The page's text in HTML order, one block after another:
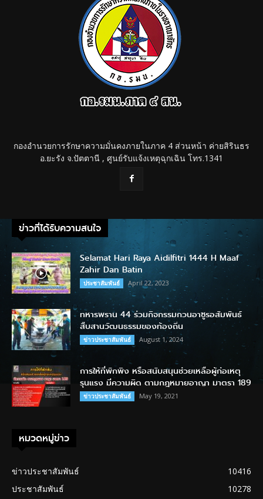
กองอำนวยการรักษาความมั่นคงภายในภาค 4 ส่วนหน้า ค่ายสิรินธร
อ.ยะรัง จ.ปัตตานี , ศูนย์รับแจ้งเหตุฉุกเฉิน โทร.1341
ข่าวที่ได้รับความสนใจ
Selamat Hari Raya Aidilfitri 1444 H Maaf
Zahir Dan Batin
ประชาสัมพันธ์ April 22, 2023
ทหารพราน 44 ร่วมกิจกรรมกวนอาซูรอสัมพันธ์
สืบสานวัฒนธรรมของท้องถิ่น
ข่าวประชาสัมพันธ์ August 1, 2024
การให้ที่พักพิง หรือสนับสนุนช่วยเหลือผู้ก่อเหตุ
รุนแรง มีความผิด ตามกฎหมายอาญา มาตรา 189
ข่าวประชาสัมพันธ์ May 19, 2021
หมวดหมู่ข่าว
ข่าวประชาสัมพันธ์
10416
ประชาสัมพันธ์
10278